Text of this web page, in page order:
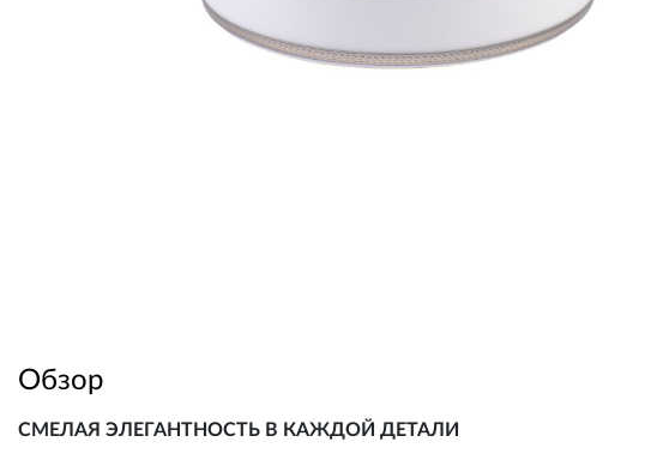
Обзор
СМЕЛАЯ ЭЛЕГАНТНОСТЬ В КАЖДОЙ ДЕТАЛИ